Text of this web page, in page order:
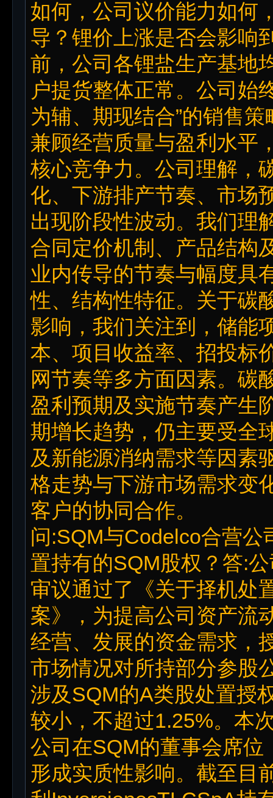
如何，公司议价能力如何
导？锂价上涨是否会影响
前，公司各锂盐生产基地
户提货整体正常。公司始
为辅、期现结合”的销售
兼顾经营质量与盈利水平
核心竞争力。公司理解，
化、下游排产节奏、市场
出现阶段性波动。我们理
合同定价机制、产品结构
业内传导的节奏与幅度具
性、结构性特征。关于碳
影响，我们关注到，储能
本、项目收益率、招投标
网节奏等多方面因素。碳
盈利预期及实施节奏产生
期增长趋势，仍主要受全
及新能源消纳需求等因素
格走势与下游市场需求变
客户的协同合作。
问:SQM与Codelco合营
置持有的SQM股权？答:
审议通过了《关于择机处
案》，为提高公司资产流
经营、发展的资金需求，
市场情况对所持部分参股
涉及SQM的A类股处置授
较小，不超过1.25%。本
公司在SQM的董事会席
形成实质性影响。截至目